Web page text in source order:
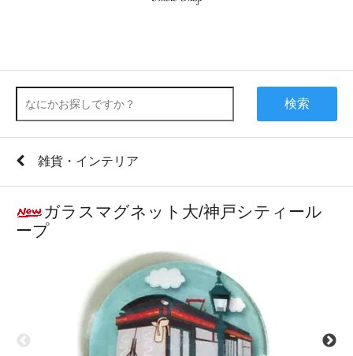
検索
雑貨・インテリア
ガラスマグネット大/神戸シティール
ープ